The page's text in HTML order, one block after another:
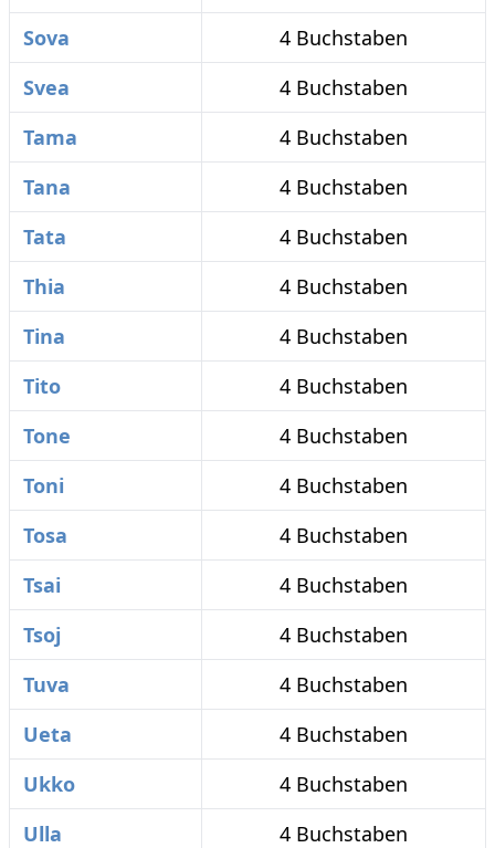
Sova
4 Buchstaben
Svea
4 Buchstaben
Tama
4 Buchstaben
Tana
4 Buchstaben
Tata
4 Buchstaben
Thia
4 Buchstaben
Tina
4 Buchstaben
Tito
4 Buchstaben
Tone
4 Buchstaben
Toni
4 Buchstaben
Tosa
4 Buchstaben
Tsai
4 Buchstaben
Tsoj
4 Buchstaben
Tuva
4 Buchstaben
Ueta
4 Buchstaben
Ukko
4 Buchstaben
Ulla
4 Buchstaben